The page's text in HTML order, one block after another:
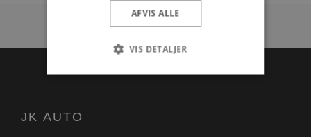
JK AUTO
AFVIS ALLE
VIS DETALJER